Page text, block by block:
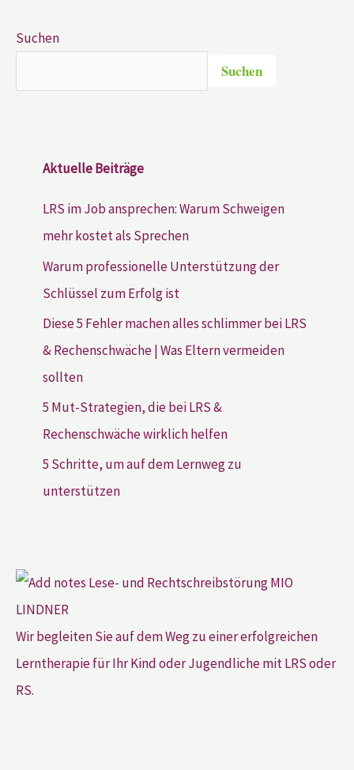
Suchen
Suchen
Aktuelle Beiträge
LRS im Job ansprechen: Warum Schweigen
mehr kostet als Sprechen
Warum professionelle Unterstützung der
Schlüssel zum Erfolg ist
Diese 5 Fehler machen alles schlimmer bei LRS
& Rechenschwäche | Was Eltern vermeiden
sollten
5 Mut-Strategien, die bei LRS &
Rechenschwäche wirklich helfen
5 Schritte, um auf dem Lernweg zu
unterstützen
Wir begleiten Sie auf dem Weg zu einer erfolgreichen
Lerntherapie für Ihr Kind oder Jugendliche mit LRS oder
RS.